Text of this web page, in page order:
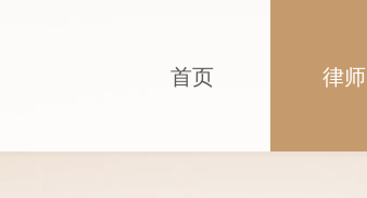
首页 律师